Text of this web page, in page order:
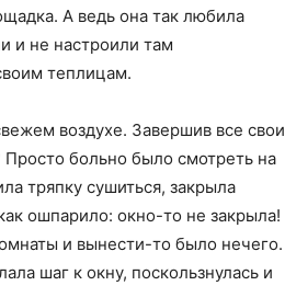
А ведь она так любила
и не настроили там
теплицам.
воздухе. Завершив все свои
больно было смотреть на
тряпку сушиться, закрыла
ошпарило: окно-то не закрыла!
и вынести-то было нечего.
шаг к окну, поскользнулась и